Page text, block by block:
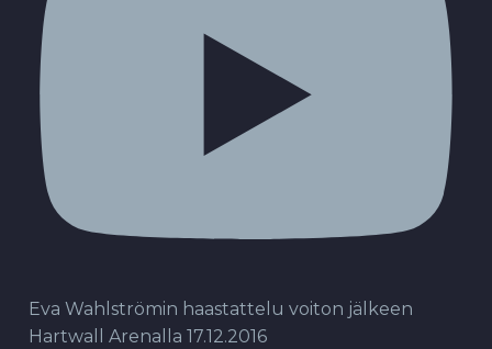
Eva Wahlströmin haastattelu voiton jälkeen
Hartwall Arenalla 17.12.2016